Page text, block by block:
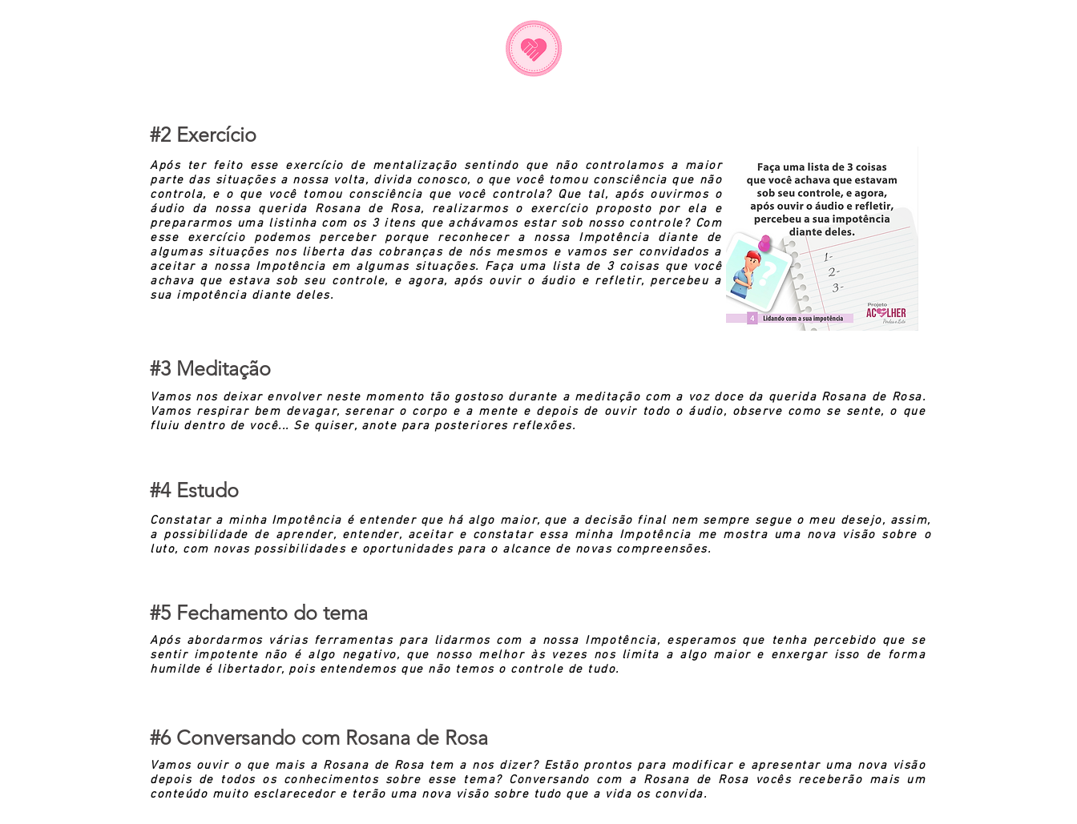
#2 Exercício
Após ter feito esse exercício de mentalização sentindo que não controlamos a maior
parte das situações a nossa volta, divida conosco, o que você tomou consciência que não
controla, e o que você tomou consciência que você controla? Que tal, após ouvirmos o
áudio da nossa querida Rosana de Rosa, realizarmos o exercício proposto por ela e
prepararmos uma listinha com os 3 itens que achávamos estar sob nosso controle? Com
esse exercício podemos perceber porque reconhecer a nossa Impotência diante de
algumas situações nos liberta das cobranças de nós mesmos e vamos ser convidados a
aceitar a nossa Impotência em algumas situações. Faça uma lista de 3 coisas que você
achava que estava sob seu controle, e agora, após ouvir o áudio e refletir, percebeu a
sua impotência diante deles.
#3 Meditação
Vamos nos deixar envolver neste momento tão gostoso durante a meditação com a voz doce da querida Rosana de Rosa.
Vamos respirar bem devagar, serenar o corpo e a mente e depois de ouvir todo o áudio, observe como se sente, o que
fluiu dentro de você... Se quiser, anote para posteriores reflexões.
#4 Estudo
Constatar a minha Impotência é entender que há algo maior, que a decisão final nem sempre segue o meu desejo, assim,
a possibilidade de aprender, entender, aceitar e constatar essa minha Impotência me mostra uma nova visão sobre o
luto, com novas possibilidades e oportunidades para o alcance de novas compreensões.
#5 Fechamento do tema
Após abordarmos várias ferramentas para lidarmos com a nossa Impotência, esperamos que tenha percebido que se
sentir impotente não é algo negativo, que nosso melhoràs vezes nos limita a algo maior e enxergar isso de forma
humilde é libertador, pois entendemos que não temos o controle de tudo.
#6 Conversando com Rosana de Rosa
Vamos ouvir o que mais a Rosana de Rosa tem a nos dizer? Estão prontos para modificar e apresentar uma nova visão
depois de todos os conhecimentos sobre esse tema? Conversando com a Rosana de Rosa vocês receberão mais um
conteúdo muito esclarecedor e terão uma nova visão sobre tudo que a vida os convida.